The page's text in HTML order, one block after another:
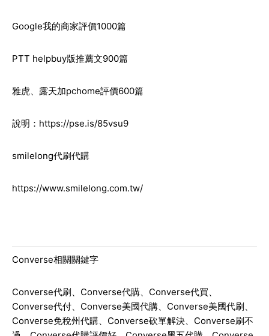
Google我的商家評價1000篇
PTT helpbuy版推薦文900篇
雅虎、露天加pchome評價600篇
說明： https://pse.is/85vsu9
smilelong代刷代購
https://www.smilelong.com.tw/
Converse相關關鍵字
Converse代刷、Converse代購、Converse代買、
Converse代付、Converse美國代購、Converse美國代刷、
Converse免稅州代購、Converse砍單解決、Converse刷不